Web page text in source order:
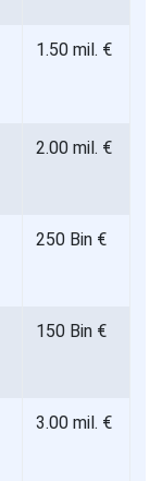
1.50 mil. €
2.00 mil. €
250 Bin €
150 Bin €
3.00 mil. €